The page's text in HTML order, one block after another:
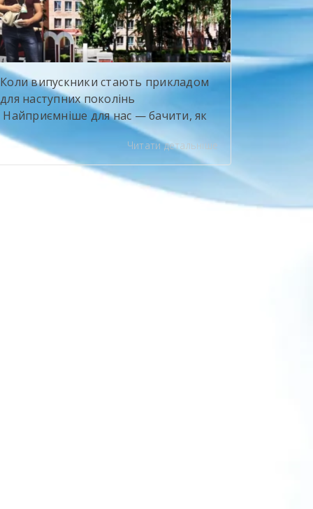
Based Training — […]
Коли випускники стають прикладом
для наступних поколінь
Найприємніше для нас — бачити, як
наші випускники досягають
професійних висот і при цьому не
забувають про свій навчальний
заклад. Олександр Іванюк —
випускник будівельного напряму,
Читати детальніше